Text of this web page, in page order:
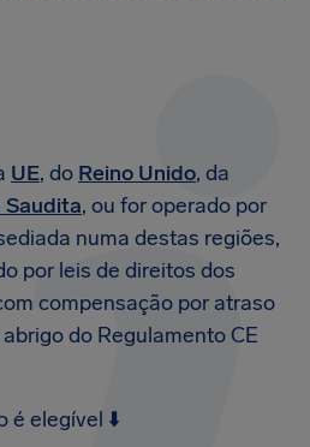
UE, do Reino Unido, da
Saudita, ou for operado por
numa destas regiões,
por leis de direitos dos
compensação por atraso
do Regulamento CE
é elegível ⬇️